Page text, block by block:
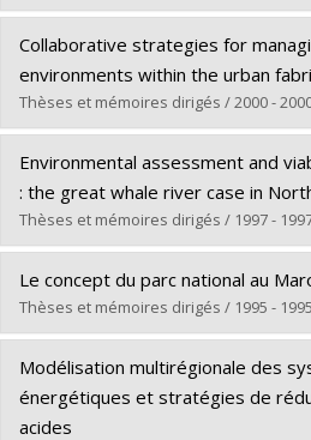
(FASLA)
Lien vers le document dans
Diplômé(e) : Ross, Susan M.
Cycle :Maîtrise
Diplôme obtenu :M. Sc. A.
Lien vers le document dans
Collaborative strategies for
environments within the urban
Thèses et mémoires dirigés / 2000 -
Diplômé(e) :Khoury, Zaki B.
Cycle :Doctorat
Diplôme obtenu :Ph. D.
Lien vers le document dans
Environmental assessment and
: the great whale river case in
Thèses et mémoires dirigés / 1997 -
Diplômé(e) :Mulvihill, Peter
Cycle : Doctorat
Diplôme obtenu :Ph. D.
Lien vers le document dans
Le concept du parc national au
Thèses et mémoires dirigés / 1995 - 1995
Diplômé(e) : Ilham, Edderei
Cycle :Maîtrise
Diplôme obtenu :
Modélisation multirégionale des
énergétiques et stratégies de
acides